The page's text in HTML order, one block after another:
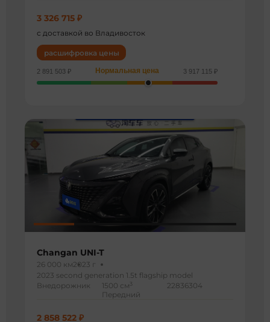
3 326 715 ₽
с доставкой во Владивосток
расшифровка цены
2 891 503 ₽ Нормальная цена 3 917 115 ₽
Changan UNI-T
26 000 км2023 г
2023 second generation 1.5t flagship model
Внедорожник
1500 см 3
Передний
22836304
2 858 522 ₽